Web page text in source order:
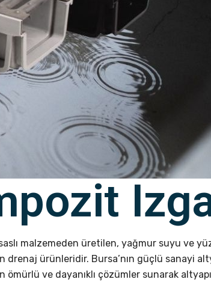
malzemeden üretilen, yağmur suyu ve
ürünleridir. Bursa’nın güçlü sanayi
ömürlü ve dayanıklı çözümler sunarak